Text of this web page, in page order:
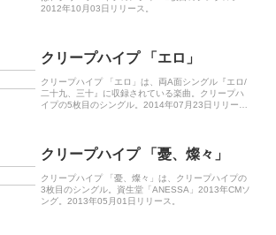
2012年10月03日リリース。
クリープハイプ 「エロ」
クリープハイプ 「エロ」は、両A面シングル『エロ/
二十九、三十』に収録されている楽曲。クリープハ
イプの5枚目のシングル。2014年07月23日リリー
クリープハイプ 「憂、燦々」
クリープハイプ 「憂、燦々」は、クリープハイプの
3枚目のシングル。資生堂「ANESSA」2013年CMソ
ング。2013年05月01日リリース。